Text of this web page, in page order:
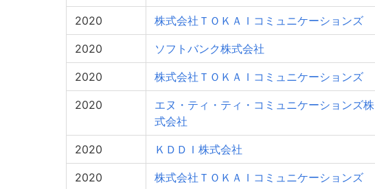
2020 株式会社ＴＯＫＡＩコミュニケーションズ
2020 ソフトバンク株式会社
2020 株式会社ＴＯＫＡＩコミュニケーションズ
2020
エヌ・ティ・ティ・コミュニケーションズ株
式会社
2020 ＫＤＤＩ株式会社
2020 株式会社ＴＯＫＡＩコミュニケーションズ